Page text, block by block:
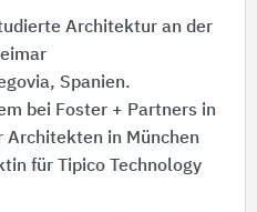
Architektur an der
Spanien.
bei Foster + Partners in
Architekten in München
für Tipico Technology